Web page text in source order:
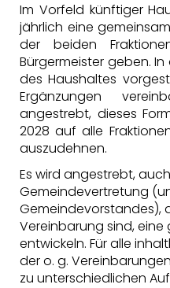
Im Vorfeld künftiger
jährlich eine
der beiden
Bürgermeister geben.
des Haushaltes
Ergänzungen
angestrebt, dieses
2028 auf alle
auszudehnen.
Es wird angestrebt,
Gemeindevertretung
Gemeindevorstandes),
Vereinbarung sind, eine
entwickeln. Für alle
der o. g.
zu unterschiedlichen